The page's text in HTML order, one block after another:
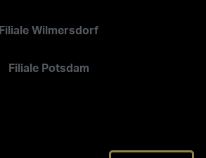
Filiale Wilmersdorf
Filiale Potsdam